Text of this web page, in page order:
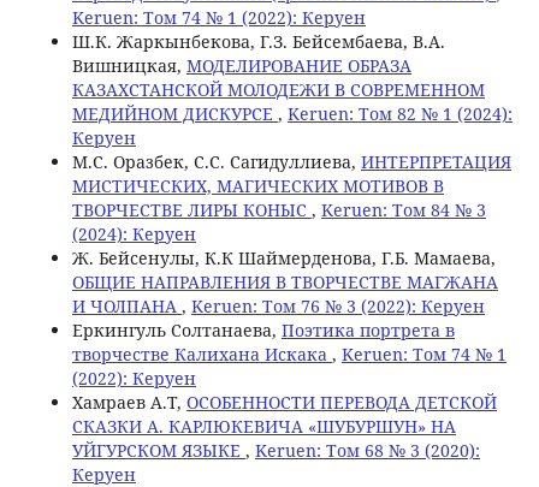
Keruen: Том 74 № 1 (2022): Керуен
Ш.К. Жаркынбекова, Г.З. Бейсембаева, В.А.
Вишницкая, МОДЕЛИРОВАНИЕ ОБРАЗА
КАЗАХСТАНСКОЙ МОЛОДЕЖИ В СОВРЕМЕННОМ
МЕДИЙНОМ ДИСКУРСЕ , Keruen: Том 82 № 1 (2024):
Керуен
М.С. Оразбек, С.C. Сагидуллиева, ИНТЕРПРЕТАЦИЯ
МИСТИЧЕСКИХ, МАГИЧЕСКИХ МОТИВОВ В
ТВОРЧЕСТВЕ ЛИРЫ КОНЫС , Keruen: Том 84 № 3
(2024): Керуен
Ж. Бейсенулы, К.К Шаймерденова, Г.Б. Мамаева,
ОБЩИЕ НАПРАВЛЕНИЯ В ТВОРЧЕСТВЕ МАГЖАНА
И ЧОЛПАНА , Keruen: Том 76 № 3 (2022): Керуен
Еркингуль Солтанаева, Поэтика портрета в
творчестве Калихана Искака , Keruen: Том 74 № 1
(2022): Керуен
Хамраев А.Т, ОСОБЕННОСТИ ПЕРЕВОДА ДЕТСКОЙ
СКАЗКИ А. КАРЛЮКЕВИЧА «ШУБУРШУН» НА
УЙГУРСКОМ ЯЗЫКЕ , Keruen: Том 68 № 3 (2020):
Керуен